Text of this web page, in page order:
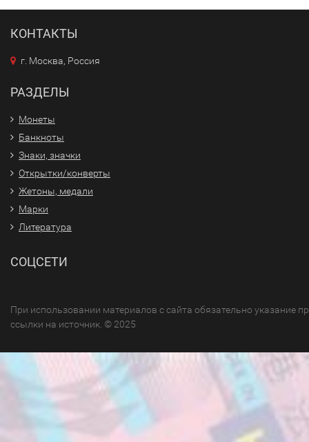
КОНТАКТЫ
г. Москва, Россия
РАЗДЕЛЫ
Монеты
Банкноты
Знаки, значки
Открытки/конверты
Жетоны, медали
Марки
Литература
СОЦСЕТИ
При использовании материалов с сайта обязательно указание
ссылки на источник. © 2025